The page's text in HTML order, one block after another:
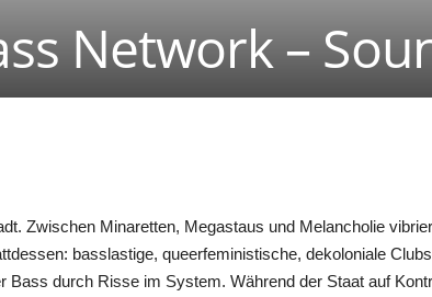
Network –
Zwischen Minaretten, Megastaus und Melancholie
basslastige, queerfeministische, dekoloniale
Bass durch Risse im System. Während der Staat auf